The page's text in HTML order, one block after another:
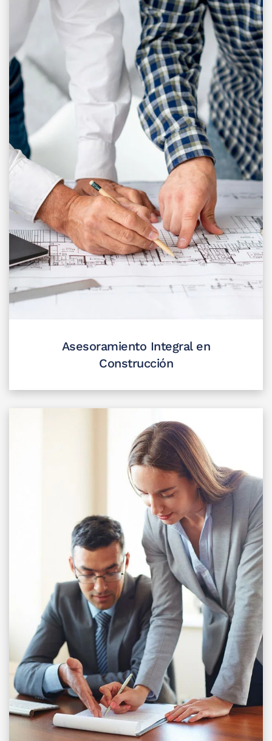
Asesoramiento Integral en
Construcción